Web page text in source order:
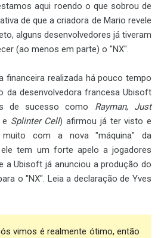
aqui roendo o que sobrou de
de que a criadora de Mario revele
alguns desenvolvedores já tiveram
(ao menos em parte) o "NX".
financeira realizada há pouco tempo
da desenvolvedora francesa Ubisoft
de sucesso como Rayman, Just
Splinter Cell) afirmou já ter visto e
com a nova "máquina" da
ele tem um forte apelo a jogadores
a Ubisoft já anunciou a produção do
o "NX". Leia a declaração de Yves
vimos é realmente ótimo, então